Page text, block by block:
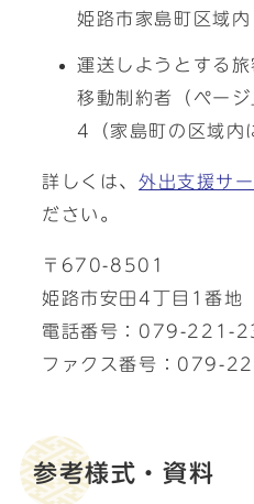
姫路市家島町区域内
運送しようとする旅
移動制約者（ペー
4（家島町の区域内
詳しくは、 外出支援サ
ださい。
〒670-8501
姫路市安田4丁目1番
電話番号：079-221-
ファクス番号：079-
参考様式・資料